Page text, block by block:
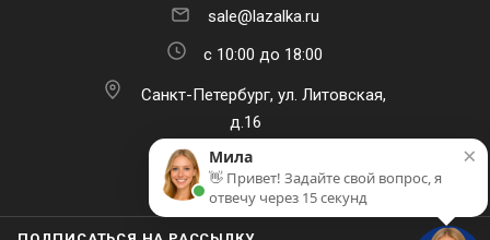
sale@lazalka.ru
с 10:00 до 18:00
Санкт-Петербург, ул. Литовская,
д.16
×
Мила
👋 Привет! Задайте свой вопрос, я
отвечу через 15 секунд